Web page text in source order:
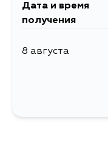
Дата и время
получения
8 августа